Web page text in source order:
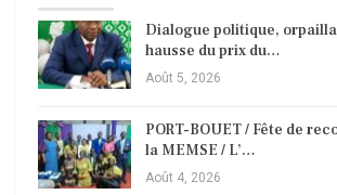
Dialogue politique,
hausse du prix du…
Août 5, 2026
PORT-BOUET / Fête de
la MEMSE / L’…
Août 4, 2026